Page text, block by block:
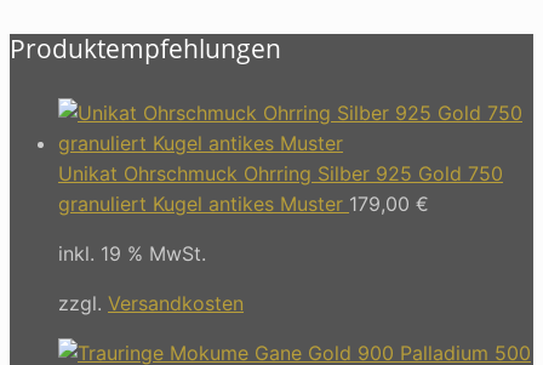
Produktempfehlungen
Unikat Ohrschmuck Ohrring Silber 925 Gold 750
granuliert Kugel antikes Muster 179,00 €
inkl. 19 % MwSt.
zzgl. Versandkosten